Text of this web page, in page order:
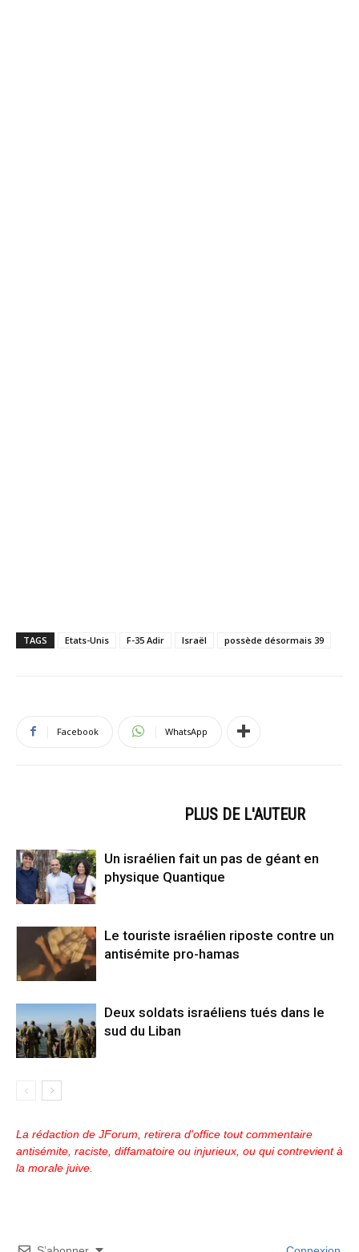
TAGS Etats-Unis F-35 Adir Israël possède désormais 39
Facebook WhatsApp
PLUS DE L'AUTEUR
Un israélien fait un pas de géant en
physique Quantique
Le touriste israélien riposte contre un
antisémite pro-hamas
Deux soldats israéliens tués dans le
sud du Liban
La rédaction de JForum, retirera d'office tout commentaire
antisémite, raciste, diffamatoire ou injurieux, ou qui contrevient à
la morale juive.